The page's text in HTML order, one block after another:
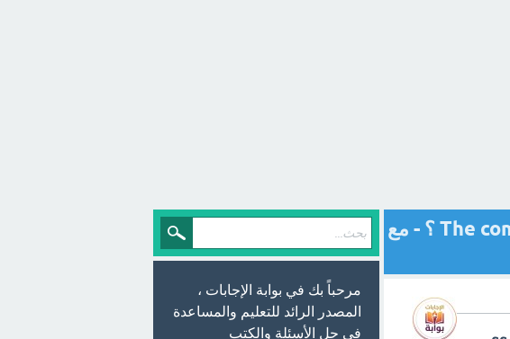
The committee reviewed the proposal for its...........and feasibility ؟ - مع
مرحباً بك في بوابة الإجابات ،
المصدر الرائد للتعليم والمساعدة
في حل الأسئلة والكتب